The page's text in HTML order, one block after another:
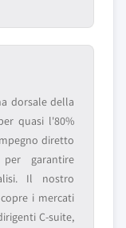
dorsale della
quasi l'80%
diretto
garantire
Il nostro
i mercati
C-suite,